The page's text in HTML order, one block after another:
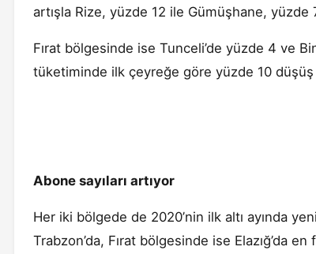
artışla Rize, yüzde 12 ile Gümüşhane,
Fırat bölgesinde ise Tunceli’de yüzde 4 ve
tüketiminde ilk çeyreğe göre yüzde 10 düşüş
Abone sayıları artıyor
Her iki bölgede de 2020’nin ilk altı ayında
Trabzon’da, Fırat bölgesinde ise Elazığ’da